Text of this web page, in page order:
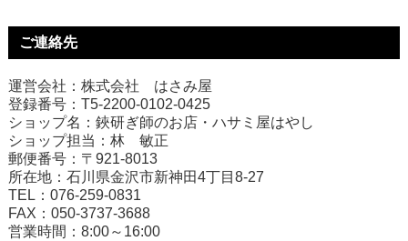
ご連絡先
運営会社：株式会社 はさみ屋
登録番号：T5-2200-0102-0425
ショップ名：鋏研ぎ師のお店・ハサミ屋はやし
ショップ担当：林 敏正
郵便番号：〒921-8013
所在地：石川県金沢市新神田4丁目8-27
TEL：076-259-0831
FAX：050-3737-3688
営業時間：8:00～16:00